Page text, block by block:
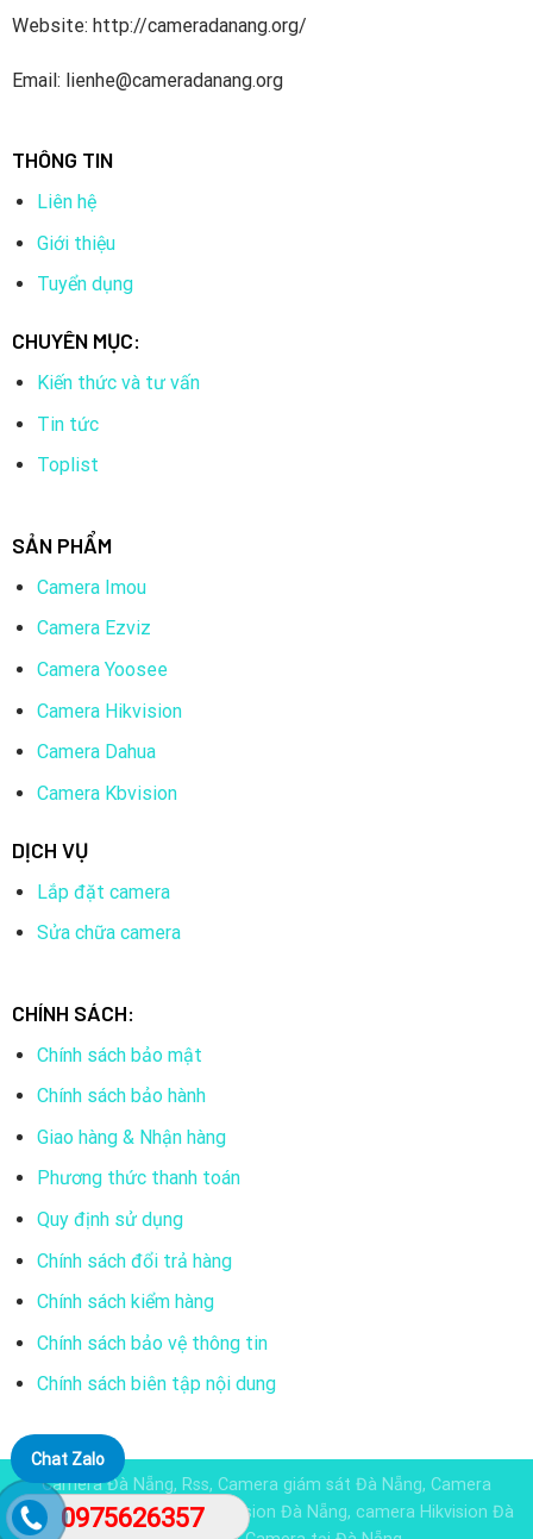
Website: http://cameradanang.org/
Email: lienhe@cameradanang.org
THÔNG TIN
Liên hệ
Giới thiệu
Tuyển dụng
CHUYÊN MỤC:
Kiến thức và tư vấn
Tin tức
Toplist
SẢN PHẨM
Camera Imou
Camera Ezviz
Camera Yoosee
Camera Hikvision
Camera Dahua
Camera Kbvision
DỊCH VỤ
Lắp đặt camera
Sửa chữa camera
CHÍNH SÁCH:
Chính sách bảo mật
Chính sách bảo hành
Giao hàng & Nhận hàng
Phương thức thanh toán
Quy định sử dụng
Chính sách đổi trả hàng
Chính sách kiểm hàng
Chính sách bảo vệ thông tin
Chính sách biên tập nội dung
Camera Đà Nẵng, Rss, Camera giám sát Đà Nẵng, Camera
Dahua đà nẵng, Camera KBvision Đà Nẵng, camera Hikvision Đà
Chat Zalo
0975626357